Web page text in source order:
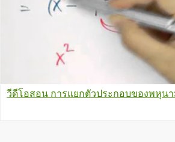
วีดีโอสอน การแยกตัวประกอบของพหุนา